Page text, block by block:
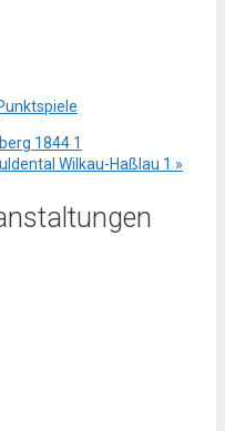
1844 1
Wilkau-Haßlau 1 »